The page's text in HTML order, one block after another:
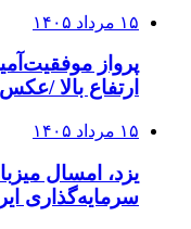
۱۵ مرداد ۱۴۰۵
پرواز
ارتفاع بالا /عکس
۱۵ مرداد ۱۴۰۵
یزد، امسال
سرمایه‌گذاری